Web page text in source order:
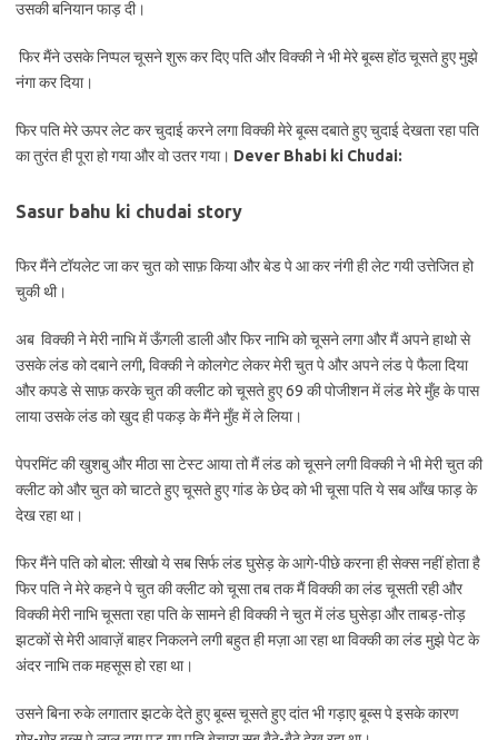
उसकी बनियान फाड़ दी।
फिर मैंने उसके निप्पल चूसने शुरू कर दिए पति और विक्की ने भी मेरे बूब्स होंठ चूसते हुए मुझे
नंगा कर दिया।
फिर पति मेरे ऊपर लेट कर चुदाई करने लगा विक्की मेरे बूब्स दबाते हुए चुदाई देखता रहा पति
का तुरंत ही पूरा हो गया और वो उतर गया। Dever Bhabi ki Chudai:
Sasur bahu ki chudai story
फिर मैंने टॉयलेट जा कर चुत को साफ़ किया और बेड पे आ कर नंगी ही लेट गयी उत्तेजित हो
चुकी थी।
अब विक्की ने मेरी नाभि में ऊँगली डाली और फिर नाभि को चूसने लगा और मैं अपने हाथो से
उसके लंड को दबाने लगी, विक्की ने कोलगेट लेकर मेरी चुत पे और अपने लंड पे फैला दिया
और कपडे से साफ़ करके चुत की क्लीट को चूसते हुए 69 की पोजीशन में लंड मेरे मुँह के पास
लाया उसके लंड को खुद ही पकड़ के मैंने मुँह में ले लिया।
पेपरमिंट की खुशबु और मीठा सा टेस्ट आया तो मैं लंड को चूसने लगी विक्की ने भी मेरी चुत की
क्लीट को और चुत को चाटते हुए चूसते हुए गांड के छेद को भी चूसा पति ये सब आँख फाड़ के
देख रहा था।
फिर मैंने पति को बोल: सीखो ये सब सिर्फ लंड घुसेड़ के आगे-पीछे करना ही सेक्स नहीं होता है
फिर पति ने मेरे कहने पे चुत की क्लीट को चूसा तब तक मैं विक्की का लंड चूसती रही और
विक्की मेरी नाभि चूसता रहा पति के सामने ही विक्की ने चुत में लंड घुसेड़ा और ताबड़-तोड़
झटकों से मेरी आवाज़ें बाहर निकलने लगी बहुत ही मज़ा आ रहा था विक्की का लंड मुझे पेट के
अंदर नाभि तक महसूस हो रहा था।
उसने बिना रुके लगातार झटके देते हुए बूब्स चूसते हुए दांत भी गड़ाए बूब्स पे इसके कारण